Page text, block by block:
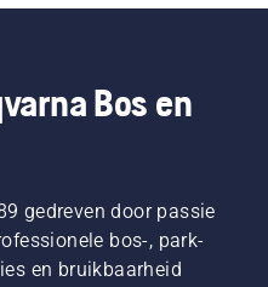
Bos en
gedreven door passie
bos-, park-
en bruikbaarheid